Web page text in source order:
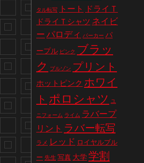
タル転写 トート ドライＴ
ドライＴシャツ ネイビ
ー パロディ パーカー パ
ープル ピンク ブラッ
ク
ブルゾン プリント
ホットピンク ホワイ
ト ポロシャツ ユ
ニフォーム ライム ラバープ
リント ラバー転写
ラメ レッド ロイヤルブル
ー 先生 写真 大学 学割